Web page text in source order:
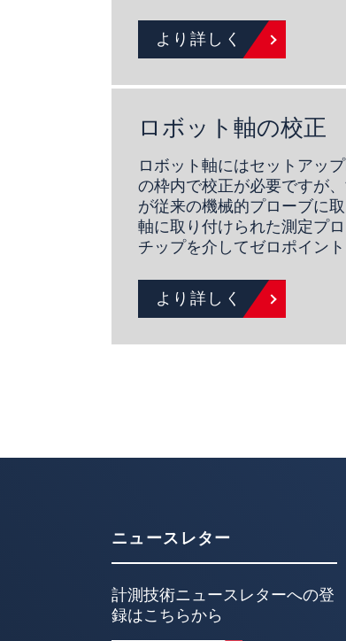
より詳しく
ロボット軸の校正
ロボット軸にはセットアッ
の枠内で校正が必要ですが
が従来の機械的プローブに
軸に取り付けられた測定プ
チップを介してゼロポイント
より詳しく
ニュースレター
計測技術ニュースレターへの登
録はこちらから